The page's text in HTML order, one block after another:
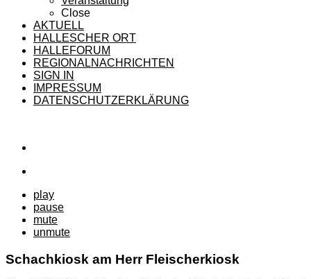
Close
AKTUELL
HALLESCHER ORT
HALLEFORUM
REGIONALNACHRICHTEN
SIGN IN
IMPRESSUM
DATENSCHUTZERKLÄRUNG
play
pause
mute
unmute
Schachkiosk am Herr Fleischerkiosk